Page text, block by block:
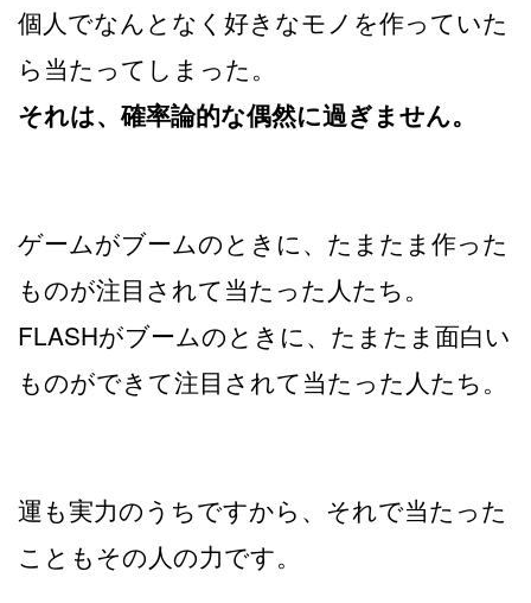
個人でなんとなく好きなモノを作っていた
ら当たってしまった。
それは、確率論的な偶然に過ぎません。
ゲームがブームのときに、たまたま作った
ものが注目されて当たった人たち。
FLASHがブームのときに、たまたま面白い
ものができて注目されて当たった人たち。
運も実力のうちですから、それで当たった
こともその人の力です。